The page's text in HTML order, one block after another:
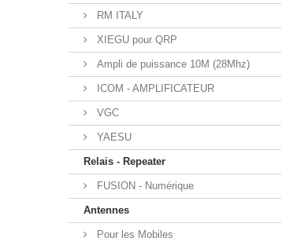
RM ITALY
XIEGU pour QRP
Ampli de puissance 10M (28Mhz)
ICOM - AMPLIFICATEUR
VGC
YAESU
Relais - Repeater
FUSION - Numérique
Antennes
Pour les Mobiles